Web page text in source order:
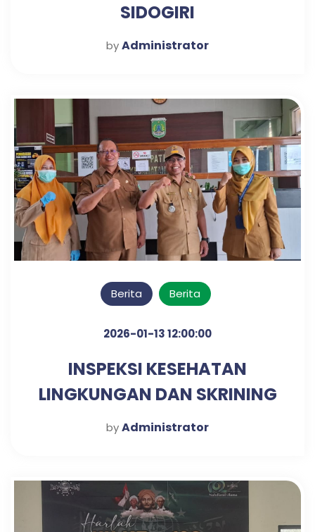
SIDOGIRI
byAdministrator
Berita Berita
2026-01-13 12:00:00
INSPEKSI KESEHATAN
LINGKUNGAN DAN SKRINING
DIABETES & HIPERTENSI
byAdministrator